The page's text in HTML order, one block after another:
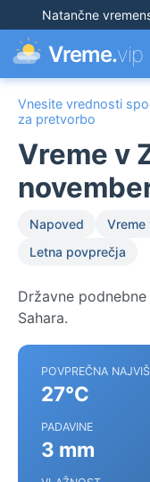
Natančne
Vreme.vip
Vnesite vrednosti
za pretvorbo
Vreme v
Napoved Vreme
Letna povprečja
Državne
Sahara.
POVPREČNA
27°C
PADAVINE
3 mm